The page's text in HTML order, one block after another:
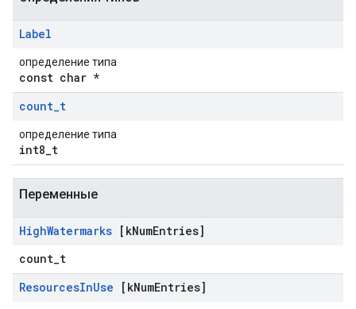
Label
определение типа
const char *
count_t
определение типа
int8_t
Переменные
HighWatermarks [kNumEntries]
count_t
ResourcesInUse [kNumEntries]